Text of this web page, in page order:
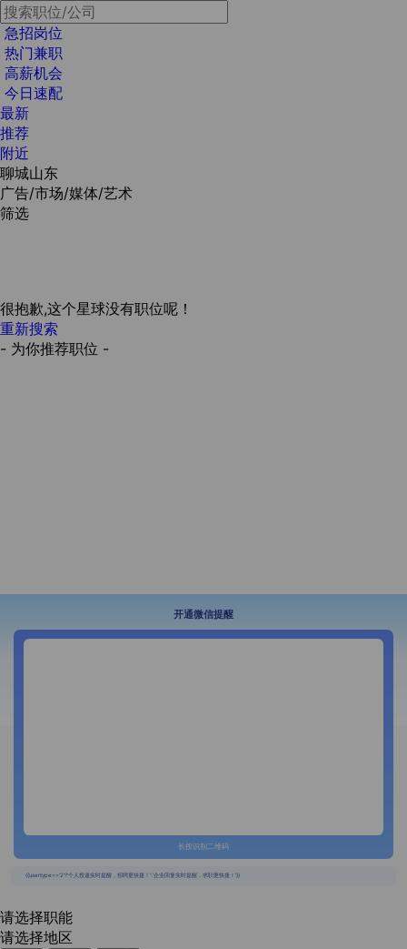
急招岗位
热门兼职
高薪机会
今日速配
最新
推荐
附近
聊城山东
广告/市场/媒体/艺术
筛选
很抱歉,这个星球没有职位呢！
重新搜索
- 为你推荐职位 -
开通微信提醒
长按识别二维码
{{usertype=='2'?'个人投递实时提醒，招聘更快捷！':'企业回复实时提醒，求职更快捷！'}}
请选择职能
请选择地区